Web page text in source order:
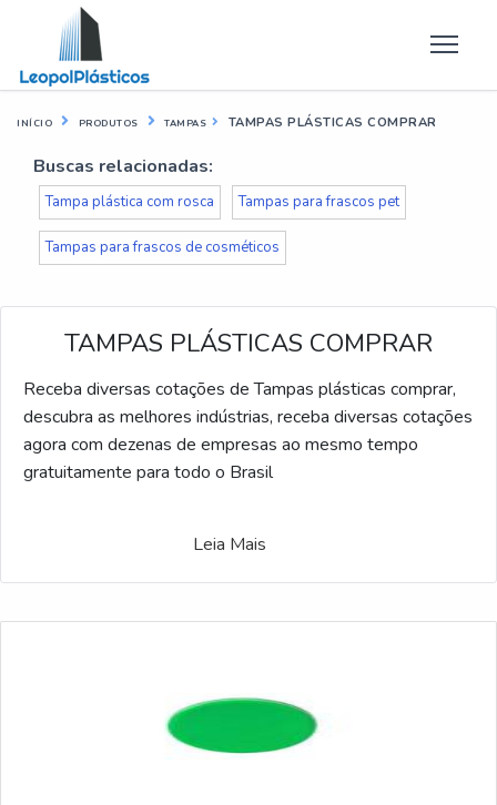
INÍCIO PRODUTOS TAMPAS TAMPAS PLÁSTICAS COMPRAR
Buscas relacionadas:
Tampa plástica com rosca Tampas para frascos pet
Tampas para frascos de cosméticos
TAMPAS PLÁSTICAS COMPRAR
Receba diversas cotações de Tampas plásticas comprar,
descubra as melhores indústrias, receba diversas cotações
agora com dezenas de empresas ao mesmo tempo
gratuitamente para todo o Brasil
Leia Mais